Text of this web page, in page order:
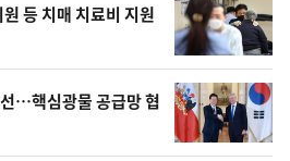
등 치매 치료비 지원
…핵심광물 공급망 협